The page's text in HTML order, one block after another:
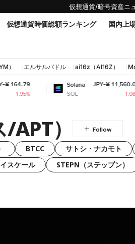
仮想通貨/暗号資産ニ
仮想通貨時価総額ランキング 国内上
） エルサルバドル ai16z（AI16Z）
Solana
SOL
JPY-¥ 11,560.06
）
BTCC サトシ・ナカモト
スケール STEPN（ステップン）